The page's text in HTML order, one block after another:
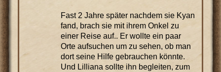
Fast 2 Jahre später nachdem sie Kyan
fand, brach sie mit ihrem Onkel zu
einer Reise auf.. Er wollte ein paar
Orte aufsuchen um zu sehen, ob man
dort seine Hilfe gebrauchen könnte.
Und Lilliana sollte ihn begleiten, zum